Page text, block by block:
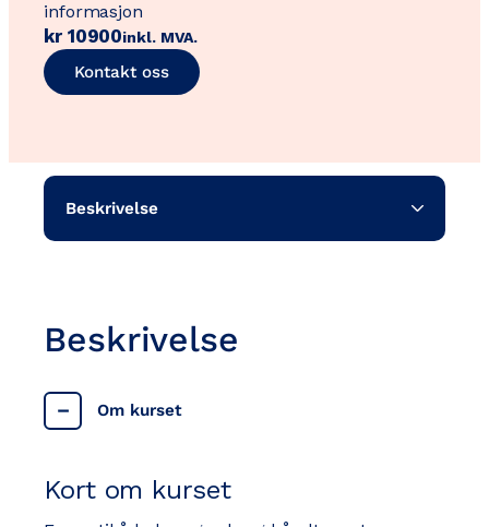
informasjon
kr10900inkl. MVA.
Kontakt oss
Beskrivelse
Beskrivelse
Om kurset
Kort om kurset